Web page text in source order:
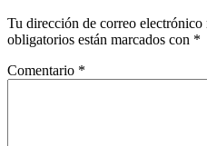
Tu dirección de correo electrónico
obligatorios están marcados con *
Comentario *